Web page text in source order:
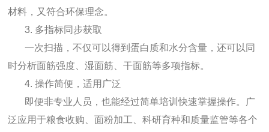
材料，又符合环保理念。
3. 多指标同步获取
一次扫描，不仅可以得到蛋白质和水分含量，还可以同
时分析面筋强度、湿面筋、干面筋等多项指标。
4. 操作简便，适用广泛
即便非专业人员，也能经过简单培训快速掌握操作。广
泛应用于粮食收购、面粉加工、科研育种和质量监管等各个